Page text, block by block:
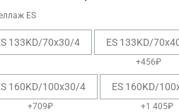
ES
133KD/70x30/4 ES 133KD/
+456₽
160KD/100x30/4
+709₽
ES 160KD/
+1 405₽